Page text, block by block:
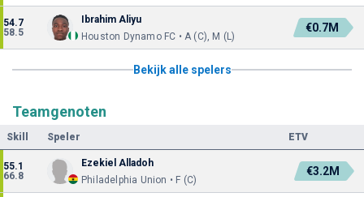
54.7
58.5
Ibrahim Aliyu
Houston Dynamo FC • A (C), M (L)
€0.7M
Bekijk alle spelers
Teamgenoten
Skill Speler ETV
55.1
66.8
Ezekiel Alladoh
Philadelphia Union • F (C)
€3.2M